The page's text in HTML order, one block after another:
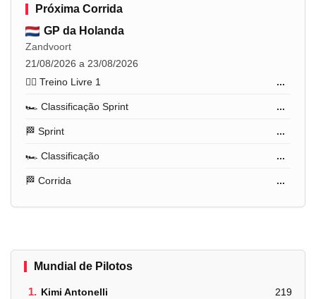
Próxima Corrida
GP da Holanda
Zandvoort
21/08/2026 a 23/08/2026
🏋️‍♂️ Treino Livre 1
...
🏎️ Classificação Sprint ...
🏁 Sprint ...
🏎️ Classificação ...
🏁 Corrida ...
Mundial de Pilotos
1. Kimi Antonelli 219